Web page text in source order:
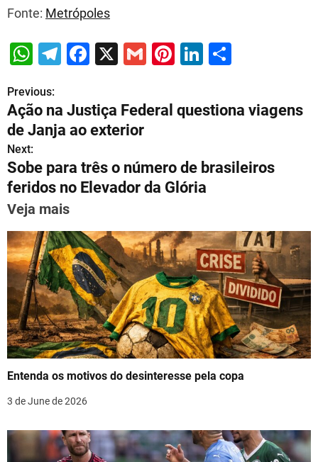
Fonte: Metrópoles
W
at
s
A
p
p
T
e
gr
a
m
F
c
e
b
o
o
X
G
l
Pi
e
Li
k
e
n
e
P
o
s
t
n
a
v
i
g
a
t
n
Previous:
Ação na Justiça Federal questiona viagens
de Janja ao exterior
Next:
Sobe para três o número de brasileiros
feridos no Elevador da Glória
Veja mais
Entenda os motivos do desinteresse pela copa
3 de June de 2026